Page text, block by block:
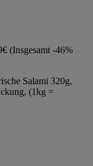
(Insgesamt -46%
Salami 320g,
(1kg =